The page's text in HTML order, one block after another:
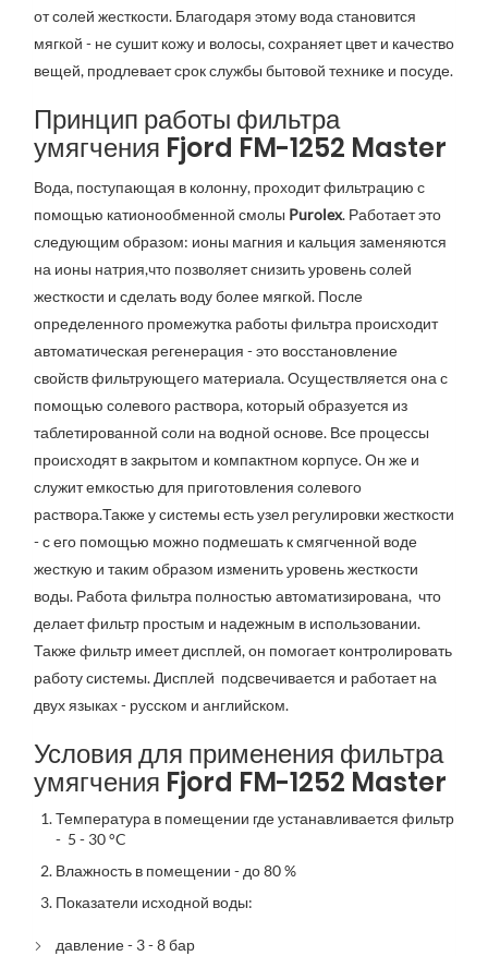
от солей жесткости. Благодаря этому вода становится
мягкой - не сушит кожу и волосы, сохраняет цвет и качество
вещей, продлевает срок службы бытовой технике и посуде.
Принцип работы фильтра
умягчения Fjord FM-1252 Master
Вода, поступающая в колонну, проходит фильтрацию с
помощью катионообменной смолы Purolex. Работает это
следующим образом: ионы магния и кальция заменяются
на ионы натрия,что позволяет снизить уровень солей
жесткости и сделать воду более мягкой. После
определенного промежутка работы фильтра происходит
автоматическая регенерация - это восстановление
свойств фильтрующего материала. Осуществляется она с
помощью солевого раствора, который образуется из
таблетированной соли на водной основе. Все процессы
происходят в закрытом и компактном корпусе. Он же и
служит емкостью для приготовления солевого
раствора.Также у системы есть узел регулировки жесткости
- с его помощью можно подмешать к смягченной воде
жесткую и таким образом изменить уровень жесткости
воды. Работа фильтра полностью автоматизирована, что
делает фильтр простым и надежным в использовании.
Также фильтр имеет дисплей, он помогает контролировать
работу системы. Дисплей подсвечивается и работает на
двух языках - русском и английском.
Условия для применения фильтра
умягчения Fjord FM-1252 Master
Температура в помещении где устанавливается фильтр
- 5 - 30 °C
Влажность в помещении - до 80 %
Показатели исходной воды:
давление - 3 - 8 бар